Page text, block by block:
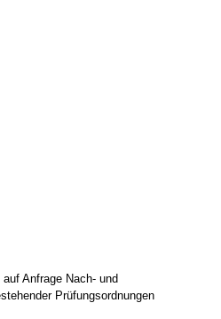
Anfrage Nach- und
Prüfungsordnungen